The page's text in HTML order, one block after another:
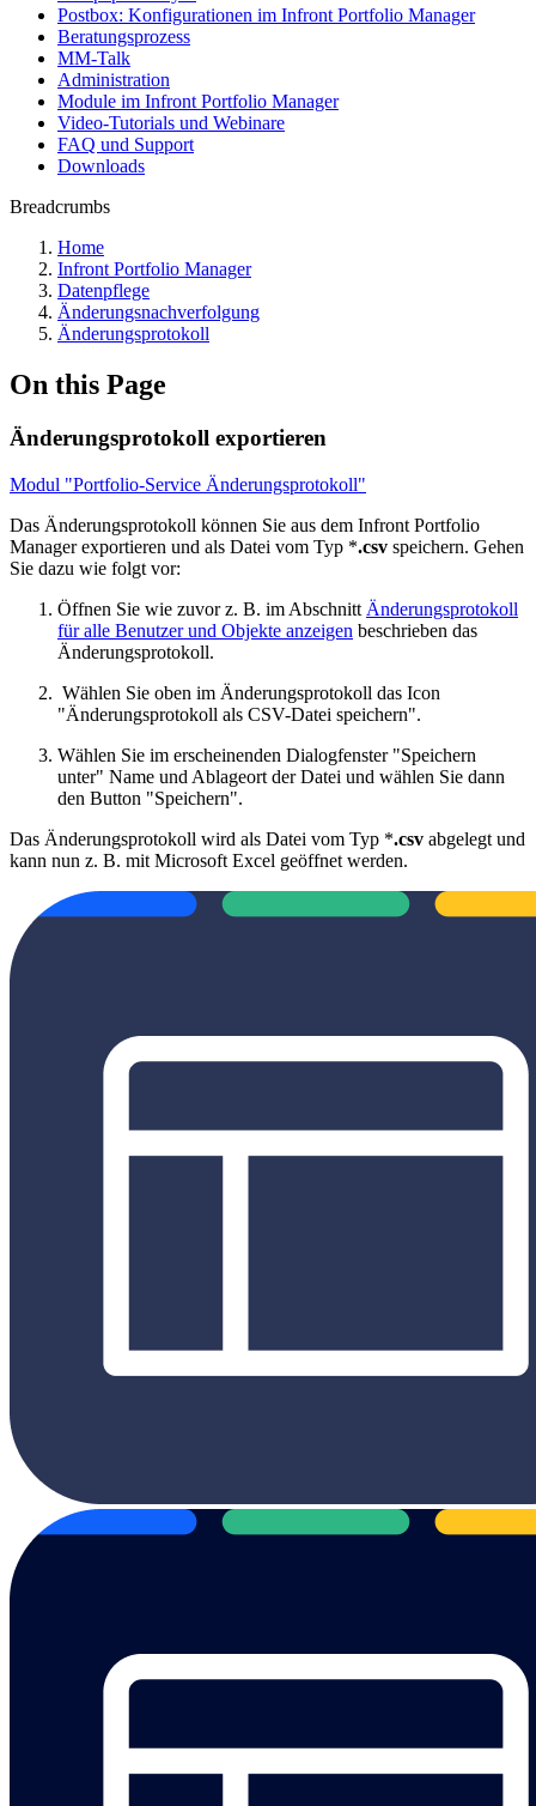
Postbox: Konfigurationen im Infront Portfolio Manager
Beratungsprozess
MM-Talk
Administration
Module im Infront Portfolio Manager
Video-Tutorials und Webinare
FAQ und Support
Downloads
Breadcrumbs
Home
Infront Portfolio Manager
Datenpflege
Änderungsnachverfolgung
Änderungsprotokoll
On this Page
Änderungsprotokoll exportieren
Modul "Portfolio-Service Änderungsprotokoll"
Das Änderungsprotokoll können Sie aus dem Infront Portfolio
Manager exportieren und als Datei vom Typ *.csv speichern. Gehen
Sie dazu wie folgt vor:
Öffnen Sie wie zuvor z. B. im Abschnitt Änderungsprotokoll
für alle Benutzer und Objekte anzeigen beschrieben das
Änderungsprotokoll.
Wählen Sie oben im Änderungsprotokoll das Icon
"Änderungsprotokoll als CSV-Datei speichern".
Wählen Sie im erscheinenden Dialogfenster "Speichern
unter" Name und Ablageort der Datei und wählen Sie dann
den Button "Speichern".
Das Änderungsprotokoll wird als Datei vom Typ *.csv abgelegt und
kann nun z. B. mit Microsoft Excel geöffnet werden.